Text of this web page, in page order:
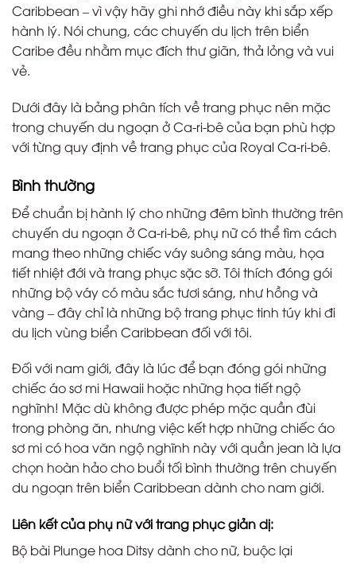
Caribbean – vì vậy hãy ghi nhớ điều này khi sắp xếp
hành lý. Nói chung, các chuyến du lịch trên biển
Caribe đều nhằm mục đích thư giãn, thả lỏng và vui
vẻ.
Dưới đây là bảng phân tích về trang phục nên mặc
trong chuyến du ngoạn ở Ca-ri-bê của bạn phù hợp
với từng quy định về trang phục của Royal Ca-ri-bê.
Bình thường
Để chuẩn bị hành lý cho những đêm bình thường trên
chuyến du ngoạn ở Ca-ri-bê, phụ nữ có thể tìm cách
mang theo những chiếc váy suông sáng màu, họa
tiết nhiệt đới và trang phục sặc sỡ. Tôi thích đóng gói
những bộ váy có màu sắc tươi sáng, như hồng và
vàng – đây chỉ là những bộ trang phục tinh túy khi đi
du lịch vùng biển Caribbean đối với tôi.
Đối với nam giới, đây là lúc để bạn đóng gói những
chiếc áo sơ mi Hawaii hoặc những họa tiết ngộ
nghĩnh! Mặc dù không được phép mặc quần đùi
trong phòng ăn, nhưng việc kết hợp những chiếc áo
sơ mi có hoa văn ngộ nghĩnh này với quần jean là lựa
chọn hoàn hảo cho buổi tối bình thường trên chuyến
du ngoạn trên biển Caribbean dành cho nam giới.
Liên kết của phụ nữ với trang phục giản dị:
Bộ bài Plunge hoa Ditsy dành cho nữ, buộc lại